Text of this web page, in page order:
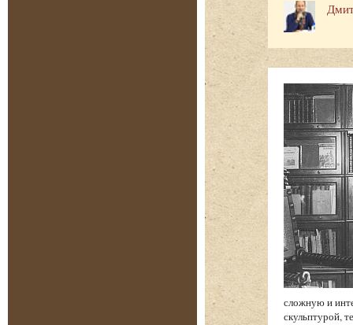
сложную и
скульптурой,